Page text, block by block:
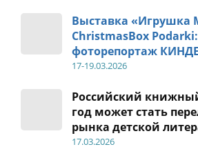
Выставка «Игрушка
ChristmasBox
фоторепортаж
17-19.03.2026
Российский
год может стать
рынка детской
17.03.2026